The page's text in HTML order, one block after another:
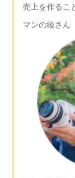
売上を作るこ
マンの綾さん